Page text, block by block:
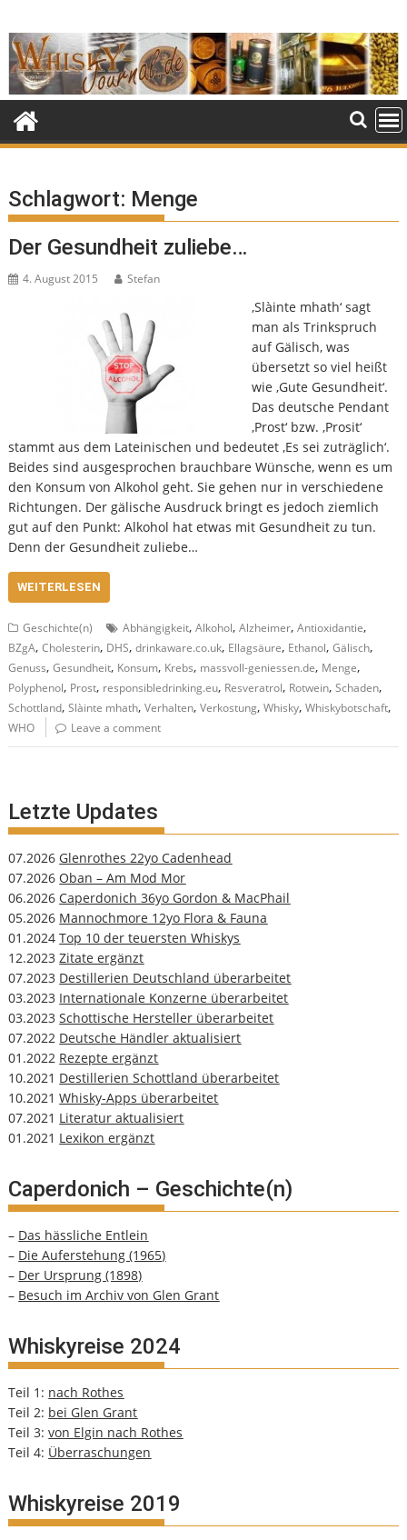
to
content
Schlagwort: Menge
Der Gesundheit zuliebe…
4. August 2015 Stefan
‚Slàinte mhath‘ sagt
man als Trinkspruch
auf Gälisch, was
übersetzt so viel heißt
wie ‚Gute Gesundheit‘.
Das deutsche Pendant
‚Prost‘ bzw. ‚Prosit‘
stammt aus dem Lateinischen und bedeutet ‚Es sei zuträglich‘.
Beides sind ausgesprochen brauchbare Wünsche, wenn es um
den Konsum von Alkohol geht. Sie gehen nur in verschiedene
Richtungen. Der gälische Ausdruck bringt es jedoch ziemlich
gut auf den Punkt: Alkohol hat etwas mit Gesundheit zu tun.
Denn der Gesundheit zuliebe…
WEITERLESEN
Geschichte(n) Abhängigkeit,Alkohol,Alzheimer,Antioxidantie,
BZgA,Cholesterin, DHS,drinkaware.co.uk, Ellagsäure, Ethanol,Gälisch,
Genuss,Gesundheit, Konsum, Krebs, massvoll-geniessen.de, Menge,
Polyphenol, Prost, responsibledrinking.eu, Resveratrol, Rotwein,Schaden,
Schottland,Slàinte mhath,Verhalten,Verkostung,Whisky,Whiskybotschaft,
WHO Leave a comment
Letzte Updates
07.2026 Glenrothes 22yo Cadenhead
07.2026 Oban – Am Mod Mor
06.2026 Caperdonich 36yo Gordon & MacPhail
05.2026 Mannochmore 12yo Flora & Fauna
01.2024Top 10 der teuersten Whiskys
12.2023Zitate ergänzt
07.2023 Destillerien Deutschland überarbeitet
03.2023 Internationale Konzerne überarbeitet
03.2023Schottische Hersteller überarbeitet
07.2022 Deutsche Händler aktualisiert
01.2022 Rezepte ergänzt
10.2021 Destillerien Schottland überarbeitet
10.2021Whisky-Apps überarbeitet
07.2021 Literatur aktualisiert
01.2021 Lexikon ergänzt
Caperdonich – Geschichte(n)
– Das hässliche Entlein
– Die Auferstehung (1965)
– Der Ursprung (1898)
– Besuch im Archiv von Glen Grant
Whiskyreise 2024
Teil 1: nach Rothes
Teil 2: bei Glen Grant
Teil 3:von Elgin nach Rothes
Teil 4: Überraschungen
Whiskyreise 2019